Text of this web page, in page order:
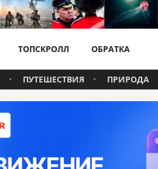
ТОПСКРОЛЛ ОБРАТКА
ПУТЕШЕСТВИЯ ПРИРОДА